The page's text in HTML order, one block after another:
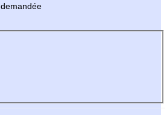
demandée